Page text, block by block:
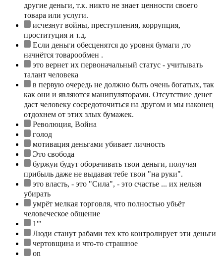
другие деньги, т.к. никто не знает ценности своего
товара или услуги.
исчезнут войны, преступления, коррупция,
проституция и т.д.
Если деньги обесценятся до уровня бумаги ,то
начнётся товарообмен .
это вернет их первоначальный статус - учитывать
талант человека
в первую очередь не должно быть очень богатых, так
как они и являются манипуляторами. Отсутствие денег
даст человеку сосредоточиться на другом и мы наконец
отдохнем от этих злых бумажек.
Революция, Война
голод
мотивация деньгами убивает личность
Это свобода
буржуи будут оборачивать твои деньги, получая
прибыль даже не выдавая тебе твои "на руки".
это власть, - это "Сила", - это счастье ... их нельзя
убирать
умрёт мелкая торговля, что полностью убьёт
человеческое общение
1'"
Люди станут рабами тех кто контролирует эти деньги
чертовщина и что-то страшное
on